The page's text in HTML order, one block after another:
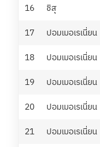
16
ชิสุ
17
ปอมเมอเรเนี่ยน
18
ปอมเมอเรเนี่ยน
19
ปอมเมอเรเนี่ยน
20
ปอมเมอเรเนี่ยน
21
ปอมเมอเรเนี่ยน